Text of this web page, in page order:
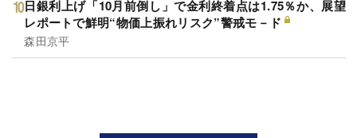
日銀利上げ「10月前倒し」で金利終着点は1.75％か、展望
レポートで鮮明“物価上振れリスク”警戒モ－ド
森田京平